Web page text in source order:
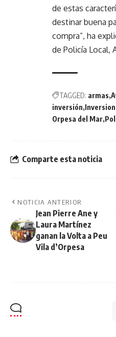
de estas
destinar buena
compra”, ha
de Policía Local,
TAGGED: armas
inversión
Orpesa del Mar
Comparte esta noticia
NOTICIA ANTERIOR
Jean Pierre Ane y
Laura Martínez
ganan la Volta a Peu
Vila d’Orpesa